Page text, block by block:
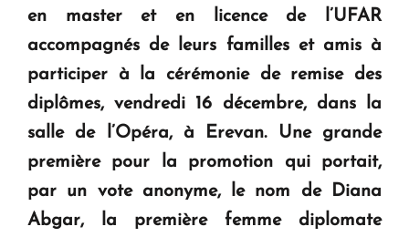
KASA : 30 ans d'audace, de résilience et d'avenir
en Arménie
Le premier hôtel Hyatt Regency d'Arménie
ouvrira ses portes à Dilijan
en master et en licence de l’UFAR
accompagnés de leurs familles et amis à
participer à la cérémonie de remise des
diplômes, vendredi 16 décembre, dans la
salle de l’Opéra, à Erevan. Une grande
première pour la promotion qui portait,
par un vote anonyme, le nom de Diana
Abgar, la première femme diplomate